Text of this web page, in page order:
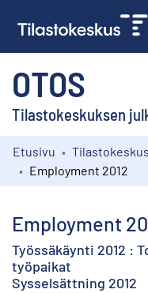
OTOS
Tilastokeskuksen
Kokoelmat
Etusivu Tilastokeskus
Employment 2012
Employment
Työssäkäynti 2012 :
työpaikat
Sysselsättning 2012